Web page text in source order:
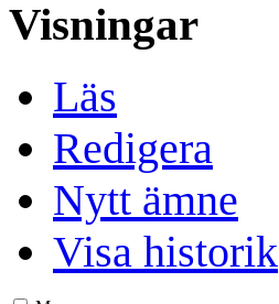
Visningar
Läs
Redigera
Nytt ämne
Visa historik